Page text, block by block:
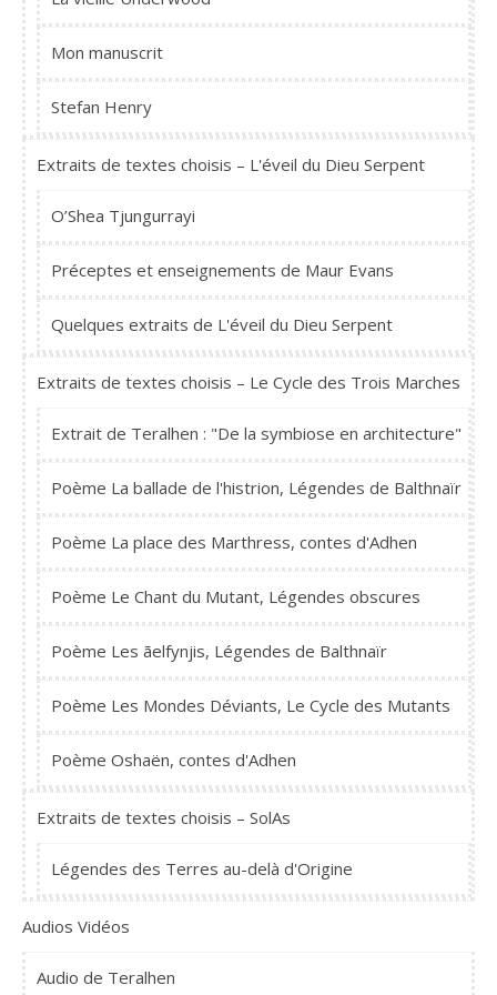
Mon manuscrit
Stefan Henry
Extraits de textes choisis – L'éveil du Dieu Serpent
O’Shea Tjungurrayi
Préceptes et enseignements de Maur Evans
Quelques extraits de L'éveil du Dieu Serpent
Extraits de textes choisis – Le Cycle des Trois Marches
Extrait de Teralhen : "De la symbiose en architecture"
Poème La ballade de l'histrion, Légendes de Balthnaïr
Poème La place des Marthress, contes d'Adhen
Poème Le Chant du Mutant, Légendes obscures
Poème Les ãelfynjis, Légendes de Balthnaïr
Poème Les Mondes Déviants, Le Cycle des Mutants
Poème Oshaën, contes d'Adhen
Extraits de textes choisis – SolAs
Légendes des Terres au-delà d'Origine
Audios Vidéos
Audio de Teralhen